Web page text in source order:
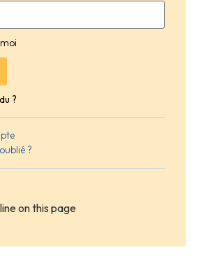
?
?
on this page